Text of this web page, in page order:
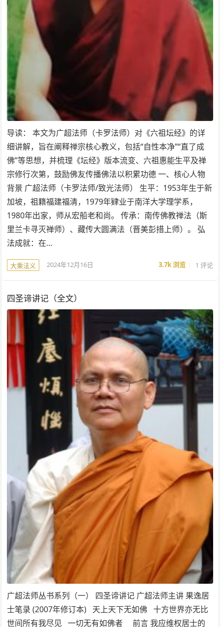
导读： 本文为广超法师（卡罗法师）对《六祖坛经》的详
细讲解，旨在阐释禅宗核心教义，包括“自性本净”“直了成
佛”等思想，并梳理《坛经》版本流变、六祖惠能生平及禅
宗修行次第，鼓励佛友传播佛法以积累功德 一、核心人物
背景 广超法师（卡罗法师/致光法师） 生平：1953年生于新
加坡，祖籍福建福清，1979年肄业于南洋大学理学系，
1980年出家，师从宏船老和尚。 传承：南传佛教禅法（斯
里兰卡寻灭禅师）、藏传大圆满法（晋美彭措上师）。 弘
法成就：在…
大乘法义 2024年12月16日 3.7k浏览 1 评论
四圣谛讲记（全文）
广超法师丛书系列（一） 四圣谛讲记 广超法师主讲 果逸居
士笔录 (2007年修订本) 天上天下无如佛 十方世界亦无比
世间所有我尽见 一切无有如佛者 前言 我应维权居士的